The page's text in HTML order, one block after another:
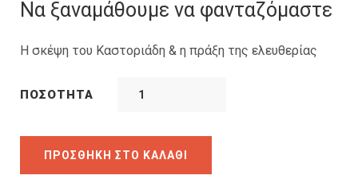
14.31€.
12.88€.
Να ξαναμάθουμε να φανταζόμαστε
Η σκέψη του Καστοριάδη & η πράξη της ελευθερίας
ΠΟΣΌΤΗΤΑ
ΠΡΟΣΘΉΚΗ ΣΤΟ ΚΑΛΆΘΙ